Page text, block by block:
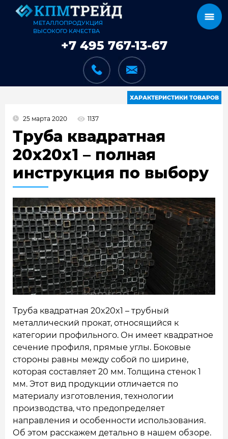
МЕТАЛЛОПРОДУКЦИЯ
ВЫСОКОГО КАЧЕСТВА
+7 495 767-13-67
КАК МЫ РАБОТАЕМ
ДОСТАВКА И ОПЛАТА
НАШИ ОБЪЕКТЫ
ОТЗЫВЫ
О НАС
БЛОГ
ХАРАКТЕРИСТИКИ ТОВАРОВ
25 марта 2020 1137
Труба квадратная
20x20x1 – полная
инструкция по выбору
Труба квадратная 20x20x1 – трубный
металлический прокат, относящийся к
категории профильного. Он имеет квадратное
сечение профиля, прямые углы. Боковые
стороны равны между собой по ширине,
которая составляет 20 мм. Толщина стенок 1
мм. Этот вид продукции отличается по
материалу изготовления, технологии
производства, что предопределяет
направления и особенности использования.
Об этом расскажем детально в нашем обзоре.